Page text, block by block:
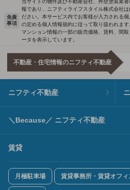
免責
事項
当サイトの物件及び不動産会社、外壁塗装業
報であり、ニフティライフスタイル株式会社
ださい。本サービス内でお客様が入力される
の定める個人情報規約に従って取り扱われます
マンション情報の一部の販売価格、賃料、間
ータを表示しています。
不動産・住宅情報のニフティ不動産
ニフティ不動産
＼Because／ ニフティ不動産
賃貸
月極駐車場 賃貸事務所・賃貸オフィ